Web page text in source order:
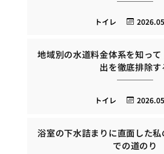
トイレ
地域別の水道料金体系を知っ
出を徹底排除す
トイレ
浴室の下水詰まりに直面した
での道のり